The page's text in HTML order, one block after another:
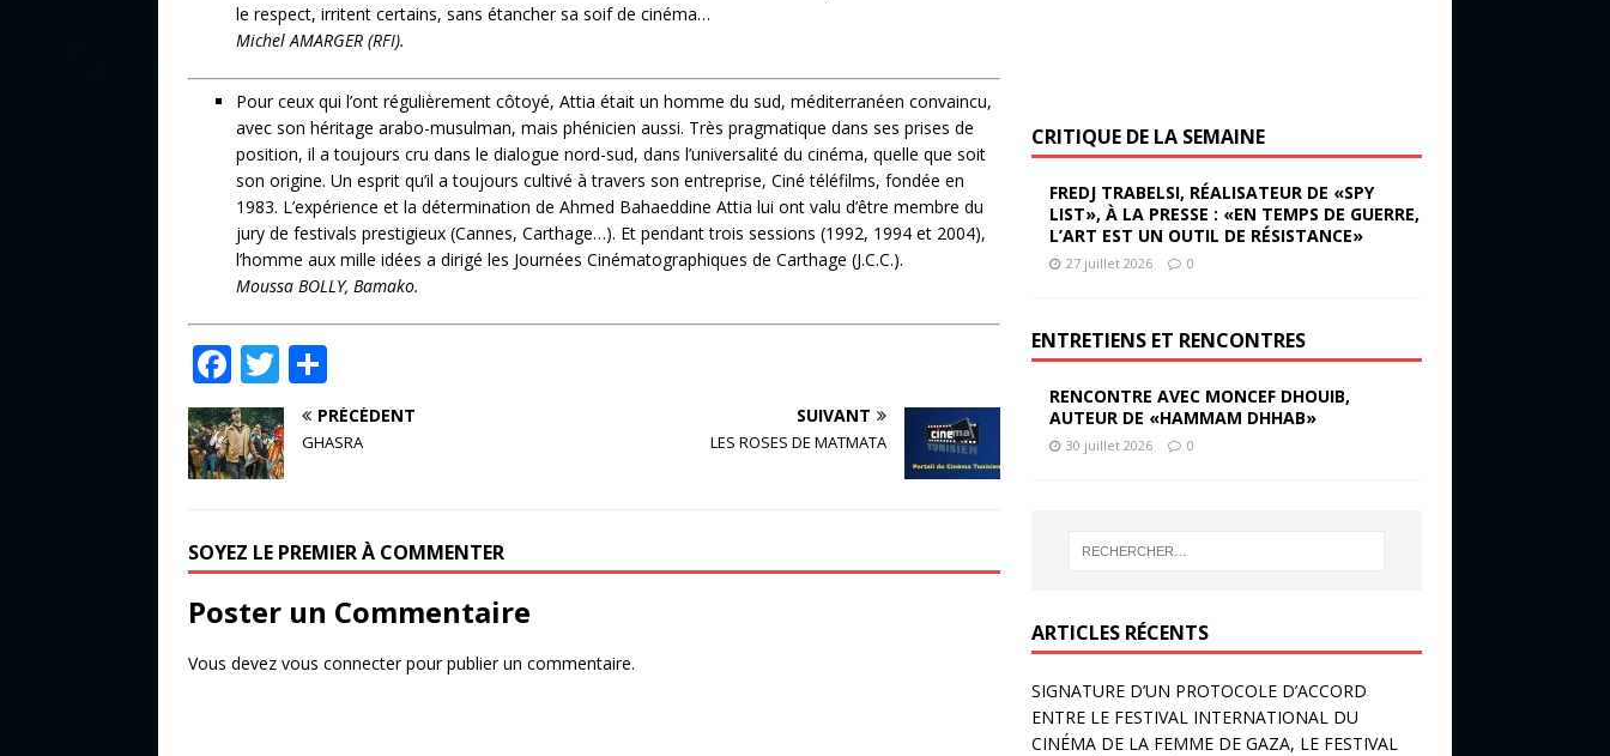
le respect, irritent certains, sans étancher sa soif de cinéma…
Michel AMARGER (RFI).
Pour ceux qui l’ont régulièrement côtoyé, Attia était un homme du sud, méditerranéen convaincu,
avec son héritage arabo-musulman, mais phénicien aussi. Très pragmatique dans ses prises de
position, il a toujours cru dans le dialogue nord-sud, dans l’universalité du cinéma, quelle que soit
son origine. Un esprit qu’il a toujours cultivé à travers son entreprise, Ciné téléfilms, fondée en
1983. L’expérience et la détermination de Ahmed Bahaeddine Attia lui ont valu d’être membre du
jury de festivals prestigieux (Cannes, Carthage…). Et pendant trois sessions (1992, 1994 et 2004),
l’homme aux mille idées a dirigé les Journées Cinématographiques de Carthage (J.C.C.).
Moussa BOLLY, Bamako.
F
a
c
e
o
o
k
T
w
it
te
ar
ta
r
PRÉCÉDENT
GHASRA
SUIVANT
LES ROSES DE MATMATA
SOYEZ LE PREMIER À COMMENTER
Poster un Commentaire
Vous devez vous connecterpour publier un commentaire.
CRITIQUE DE LA SEMAINE
FREDJ TRABELSI, RÉALISATEUR DE «SPY
LIST», À LA PRESSE : «EN TEMPS DE GUERRE,
L’ART EST UN OUTIL DE RÉSISTANCE»
27 juillet 2026 0
ENTRETIENS ET RENCONTRES
RENCONTRE AVEC MONCEF DHOUIB,
AUTEUR DE «HAMMAM DHHAB»
30 juillet 2026 0
ARTICLES RÉCENTS
SIGNATURE D’UN PROTOCOLE D’ACCORD
ENTRE LE FESTIVAL INTERNATIONAL DU
CINÉMA DE LA FEMME DE GAZA, LE FESTIVAL